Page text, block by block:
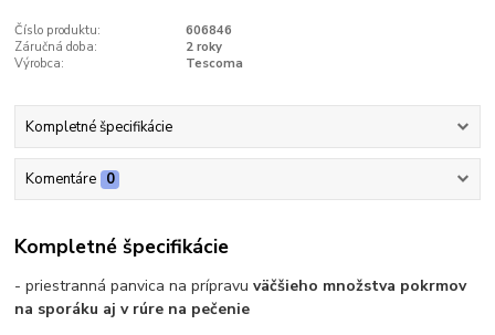
Číslo produktu:
606846
Záručná doba:
2 roky
Výrobca:
Tescoma
Kompletné špecifikácie
Komentáre 0
Kompletné špecifikácie
- priestranná panvica na prípravuväčšieho množstva pokrmov
na sporáku aj v rúre na pečenie